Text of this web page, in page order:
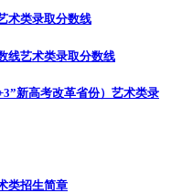
术类录取分数线
线艺术类录取分数线
新高考改革省份） 艺术类录
类招生简章